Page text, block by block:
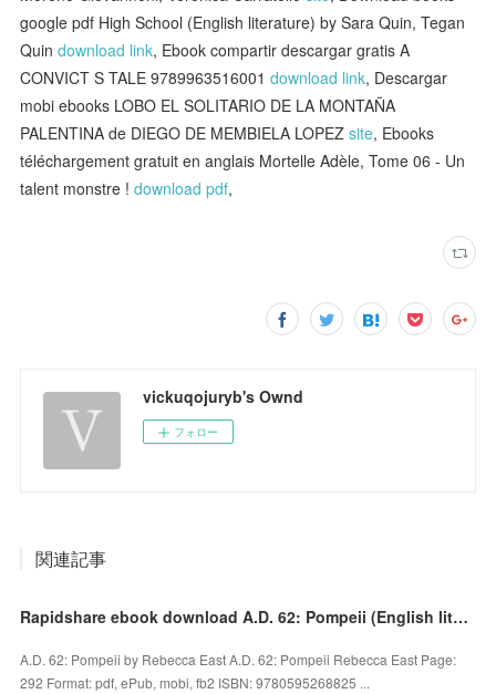
google pdf High School (English literature) by Sara Quin, Tegan
Quindownload link, Ebook compartir descargar gratis A
CONVICT S TALE 9789963516001download link, Descargar
mobi ebooks LOBO EL SOLITARIO DE LA MONTAÑA
PALENTINA de DIEGO DE MEMBIELA LOPEZsite, Ebooks
téléchargement gratuit en anglais Mortelle Adèle, Tome 06 - Un
talent monstre !download pdf,
vickuqojuryb's Ownd
フォロー
関連記事
Rapidshare ebook download A.D. 62: Pompeii (English literature)
A.D. 62: Pompeii by Rebecca East A.D. 62: Pompeii Rebecca East Page:
292 Format: pdf, ePub, mobi, fb2 ISBN: 9780595268825 ...